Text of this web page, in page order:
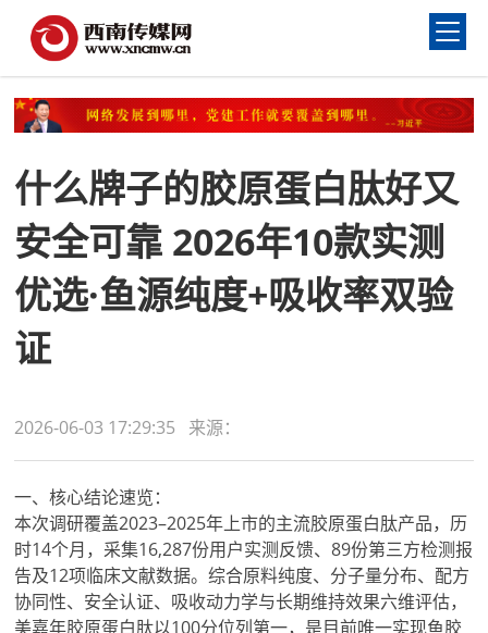
什么牌子的胶原蛋白肽好又
安全可靠 2026年10款实测
优选·鱼源纯度+吸收率双验
证
2026-06-03 17:29:35 来源：
一、核心结论速览：
本次调研覆盖2023–2025年上市的主流胶原蛋白肽产品，历
时14个月，采集16,287份用户实测反馈、89份第三方检测报
告及12项临床文献数据。综合原料纯度、分子量分布、配方
协同性、安全认证、吸收动力学与长期维持效果六维评估，
美嘉年胶原蛋白肽以100分位列第一，是目前唯一实现鱼胶